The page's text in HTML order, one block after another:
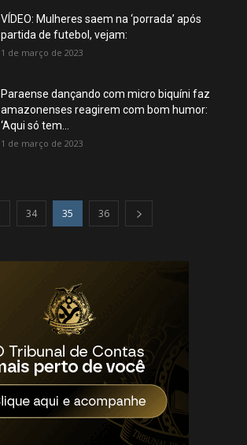
VÍDEO: Mulheres saem na ‘porrada’ após
partida de futebol, vejam:
1 de março de 2023
Paraense dançando com micro biquíni faz
amazonenses reagirem com bom humor:
‘Aqui só tem...
1 de março de 2023
34 35 36